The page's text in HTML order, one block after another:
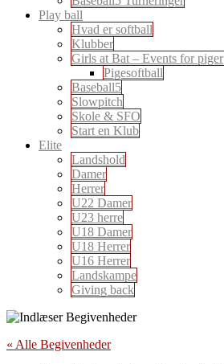
Play ball
Hvad er softball
Klubber
Girls at Bat – Events for piger
Pigesoftball
Baseball5
Slowpitch
Skole & SFO
Start en Klub
Elite
Landshold
Damer
Herrer
U22 Damer
U23 herre
U18 Damer
U18 Herrer
U16 Herrer
Landskampe
Giving back
« Alle Begivenheder